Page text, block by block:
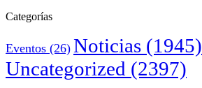
Categorías
Eventos (26) Noticias (1945)
Uncategorized (2397)